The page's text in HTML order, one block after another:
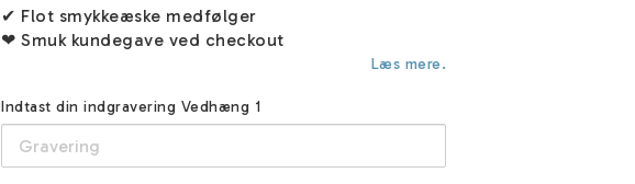
✔ Flot smykkeæske medfølger
❤ Smuk kundegave ved checkout
Læs mere.
Indtast din indgravering Vedhæng 1